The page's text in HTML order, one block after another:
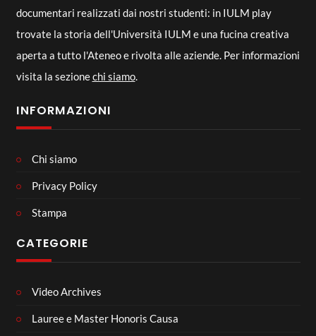
documentari realizzati dai nostri studenti: in IULM play
trovate la storia dell'Università IULM e una fucina creativa
aperta a tutto l'Ateneo e rivolta alle aziende. Per informazioni
visita la sezionechi siamo.
INFORMAZIONI
Chi siamo
Privacy Policy
Stampa
CATEGORIE
Video Archives
Lauree e Master Honoris Causa